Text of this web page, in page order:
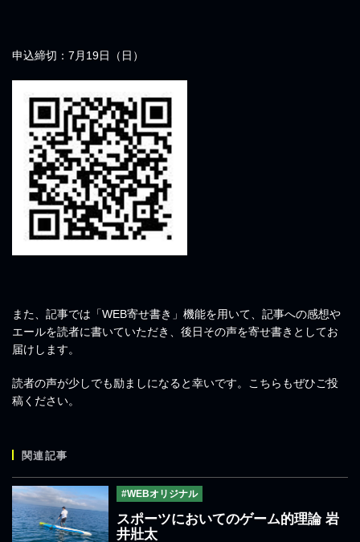
申込締切：7月19日（日）
また、記事では「WEB寄せ書き」機能を用いて、記事への感想や
エールを読者に書いていただき、後日その声を寄せ書きとしてお
届けします。
読者の声が少しでも励ましになると幸いです。こちらもぜひご投
稿ください。
関連記事
#WEBオリジナル
スポーツにおいてのゲーム的理論 岩
井壯太